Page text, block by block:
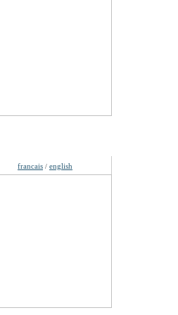
francais / english